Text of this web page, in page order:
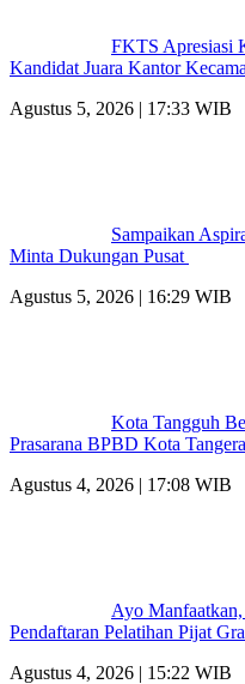
FKTS Apresiasi
Kandidat Juara Kantor
Agustus 5, 2026 | 17:33 WIB
Sampaikan
Minta Dukungan Pusat
Agustus 5, 2026 | 16:29 WIB
Kota Tangguh
Prasarana BPBD Kota
Agustus 4, 2026 | 17:08 WIB
Ayo
Pendaftaran Pelatihan Pijat
Agustus 4, 2026 | 15:22 WIB